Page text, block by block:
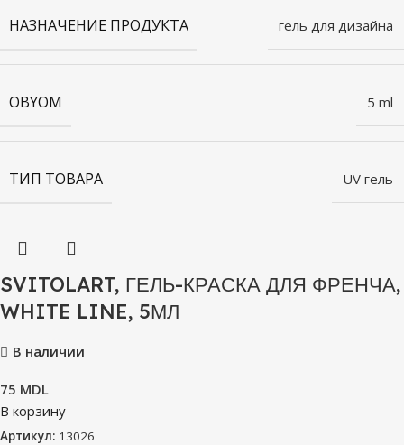
НАЗНАЧЕНИЕ ПРОДУКТА гель для дизайна
OBYOM 5 ml
ТИП ТОВАРА UV гель
SVITOLART, ГЕЛЬ-КРАСКА ДЛЯ ФРЕНЧА,
WHITE LINE, 5МЛ
В наличии
75 MDL
В корзину
Артикул: 13026